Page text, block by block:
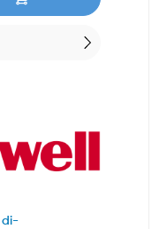
di-